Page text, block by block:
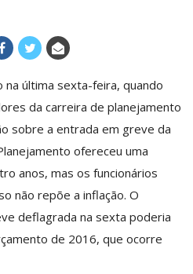
última sexta-feira, quando
da carreira de planejamento
sobre a entrada em greve da
ofereceu uma
anos, mas os funcionários
não repõe a inflação. O
deflagrada na sexta poderia
de 2016, que ocorre